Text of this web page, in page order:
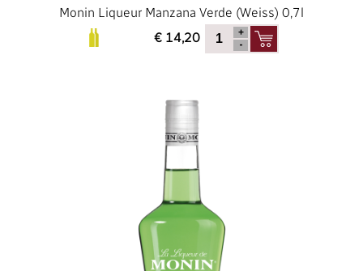
Monin Liqueur Manzana Verde (Weiss) 0,7l
€ 14,20